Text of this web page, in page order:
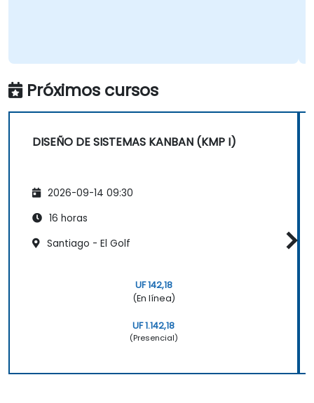
Próximos cursos
DISEÑO DE SISTEMAS KANBAN (KMP I)
2026-09-14 09:30
16 horas
Santiago - El Golf
UF 142,18
(En línea)
UF 1.142,18
(Presencial)